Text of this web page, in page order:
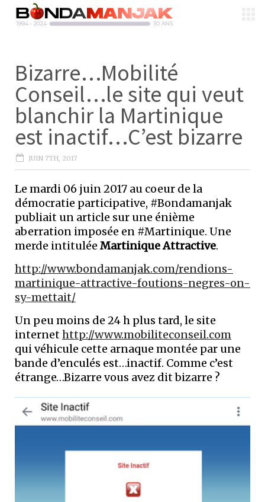
Bizarre…Mobilité
Conseil…le site qui veut
blanchir la Martinique
est inactif…C’est bizarre
JUIN 7TH, 2017
Le mardi 06 juin 2017 au coeur de la
démocratie participative, #Bondamanjak
publiait un article sur une énième
aberration imposée en #Martinique. Une
merde intitulée Martinique Attractive.
http://www.bondamanjak.com/rendions-
martinique-attractive-foutions-negres-on-
sy-mettait/
Un peu moins de 24 h plus tard, le site
internethttp://www.mobiliteconseil.com
qui véhicule cette arnaque montée par une
bande d’enculés est…inactif. Comme c’est
étrange…Bizarre vous avez dit bizarre ?